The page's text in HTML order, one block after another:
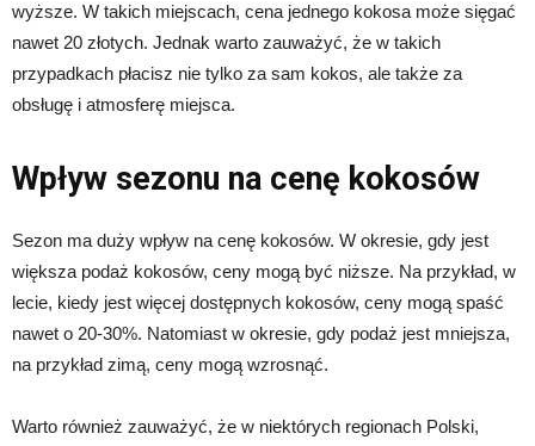
wyższe. W takich miejscach, cena jednego kokosa może sięgać
nawet 20 złotych. Jednak warto zauważyć, że w takich
przypadkach płacisz nie tylko za sam kokos, ale także za
obsługę i atmosferę miejsca.
Wpływ sezonu na cenę kokosów
Sezon ma duży wpływ na cenę kokosów. W okresie, gdy jest
większa podaż kokosów, ceny mogą być niższe. Na przykład, w
lecie, kiedy jest więcej dostępnych kokosów, ceny mogą spaść
nawet o 20-30%. Natomiast w okresie, gdy podaż jest mniejsza,
na przykład zimą, ceny mogą wzrosnąć.
Warto również zauważyć, że w niektórych regionach Polski,